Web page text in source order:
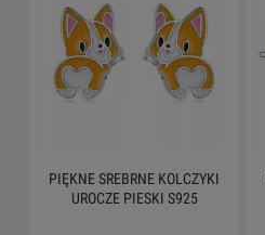
PIĘKNE SREBRNE KOLCZYKI
UROCZE PIESKI S925